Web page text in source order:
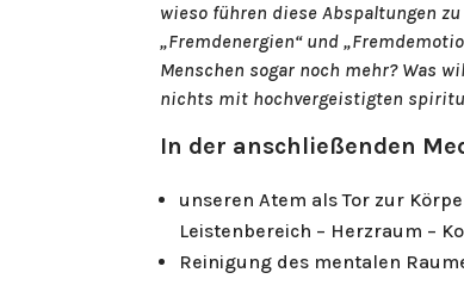
wieso führen diese Abspaltungen
„Fremdenergien“ und
Menschen sogar noch mehr? Was
nichts mit hochvergeistigten
In der anschließenden
unseren Atem als Tor zur
Leistenbereich – Herzraum –
Reinigung des mentalen